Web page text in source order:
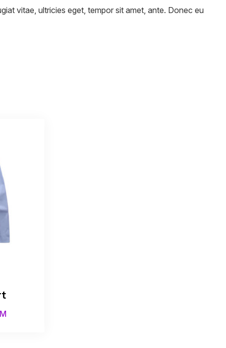
vitae, ultricies eget, tempor sit amet, ante. Donec eu